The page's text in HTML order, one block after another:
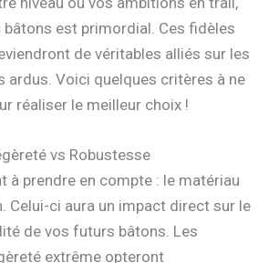
bâtons est primordial. Ces fidèles
de véritables alliés sur les
ardus. Voici quelques critères à ne
réaliser le meilleur choix !
vs Robustesse
à prendre en compte : le matériau
Celui-ci aura un impact direct sur le
de vos futurs bâtons. Les
extrême opteront